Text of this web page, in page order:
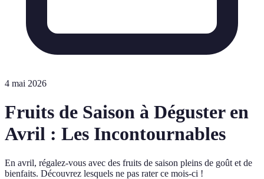
4 mai 2026
Fruits de Saison à Déguster en
Avril : Les Incontournables
En avril, régalez-vous avec des fruits de saison pleins de goût et de
bienfaits. Découvrez lesquels ne pas rater ce mois-ci !